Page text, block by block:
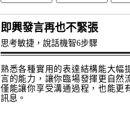
即興發言再也不緊張
思考敏捷，說話機智6步驟
熟悉各種實用的表達結構能大幅
言的能力，讓你臨場發揮更自然
僅能讓你享受溝通過程，也能更
訊息。